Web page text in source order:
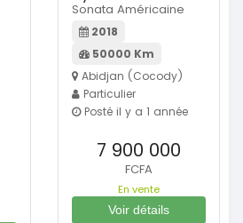
Sonata Américaine
2018
50000 Km
Abidjan (Cocody)
Particulier
Posté il y a 1 année
7 900 000
FCFA
En vente
Voir détails